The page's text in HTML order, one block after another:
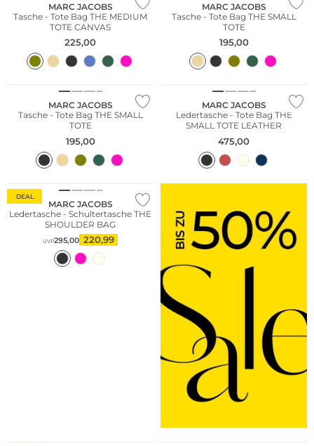
MARC JACOBS
Tasche - Tote Bag THE MEDIUM
TOTE CANVAS
225,00
MARC JACOBS
Tasche - Tote Bag THE SMALL
TOTE
195,00
Bestseller
MARC JACOBS
Tasche - Tote Bag THE SMALL
TOTE
195,00
MARC JACOBS
Ledertasche - Tote Bag THE
SMALL TOTE LEATHER
475,00
DEAL
MARC JACOBS
Ledertasche - Schultertasche THE
SHOULDER BAG
UVP295,00 220,99